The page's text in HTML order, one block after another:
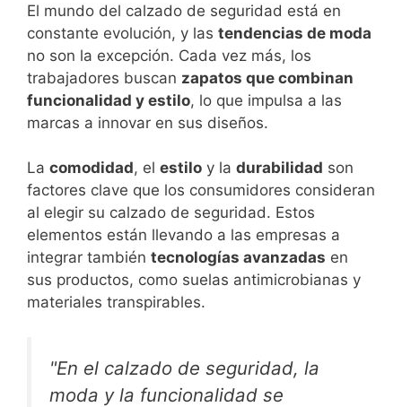
El mundo del calzado de seguridad está en
constante evolución, y las tendencias de moda
no son la excepción. Cada vez más, los
trabajadores buscan zapatos que combinan
funcionalidad y estilo, lo que impulsa a las
marcas a innovar en sus diseños.
La comodidad, el estilo y la durabilidad son
factores clave que los consumidores consideran
al elegir su calzado de seguridad. Estos
elementos están llevando a las empresas a
integrar también tecnologías avanzadas en
sus productos, como suelas antimicrobianas y
materiales transpirables.
"En el calzado de seguridad, la
moda y la funcionalidad se